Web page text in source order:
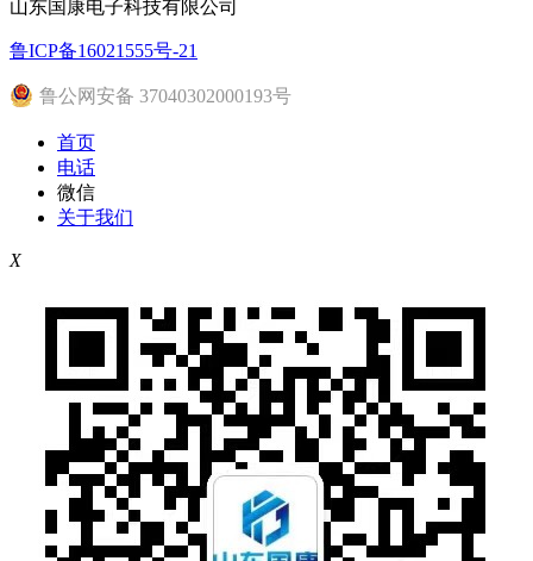
山东国康电子科技有限公司
鲁ICP备16021555号-21
鲁公网安备 37040302000193号
首页
电话
微信
关于我们
X